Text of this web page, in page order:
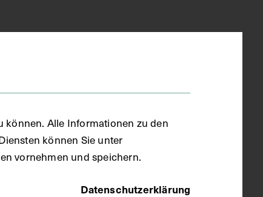
können. Alle Informationen zu den
können Sie unter
vornehmen und speichern.
Datenschutzerklärung